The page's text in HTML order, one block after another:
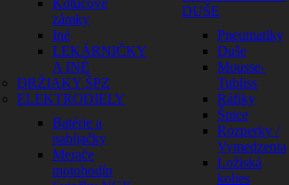
Kotúčové
zámky
Iné
LEKÁRNIČKY
A INÉ
DRŽIAKY ŠPZ
ELEKTRODIELY
Batérie a
nabíjačky
Merače
motohodín
DUŠE
Pneumatiky
Duše
Mousse-
Tubliss
Ráfiky
Špice
Rozperky /
Vymedzenia
Ložiská
kolies